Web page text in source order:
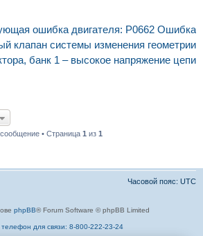
ошибка двигателя: P0662 Ошибка
клапан системы изменения геометрии
банк 1 – высокое напряжение цепи
• Страница 1 из 1
Часовой пояс: UTC
phpBB® Forum Software © phpBB Limited
для связи: 8-800-222-23-24